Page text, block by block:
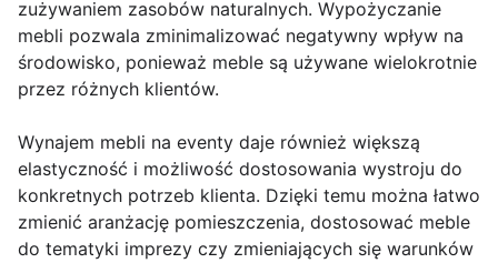
zużywaniem zasobów naturalnych. Wypożyczanie
mebli pozwala zminimalizować negatywny wpływ na
środowisko, ponieważ meble są używane wielokrotnie
przez różnych klientów.
Wynajem mebli na eventy daje również większą
elastyczność i możliwość dostosowania wystroju do
konkretnych potrzeb klienta. Dzięki temu można łatwo
zmienić aranżację pomieszczenia, dostosować meble
do tematyki imprezy czy zmieniających się warunków